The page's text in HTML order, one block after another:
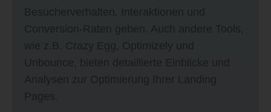
Besucherverhalten, Interaktionen und
Conversion-Raten geben. Auch andere Tools,
wie z.B. Crazy Egg, Optimizely und
Unbounce, bieten detaillierte Einblicke und
Analysen zur Optimierung Ihrer Landing
Pages.